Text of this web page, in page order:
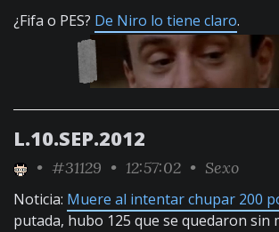
¿Fifa o PES? De Niro lo tiene claro.
L.10.SEP.2012
• #31129 • 12:57:02 • Sexo
Noticia: Muere al intentar chupar 200
putada, hubo 125 que se quedaron sin